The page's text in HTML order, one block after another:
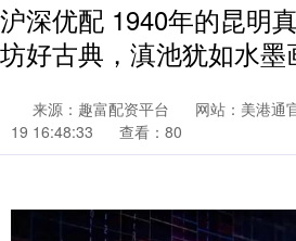
沪深优配 1940年的昆明
坊好古典，滇池犹如水墨
来源：趣富配资平台 网站：美港通
19 16:48:33
查看：80